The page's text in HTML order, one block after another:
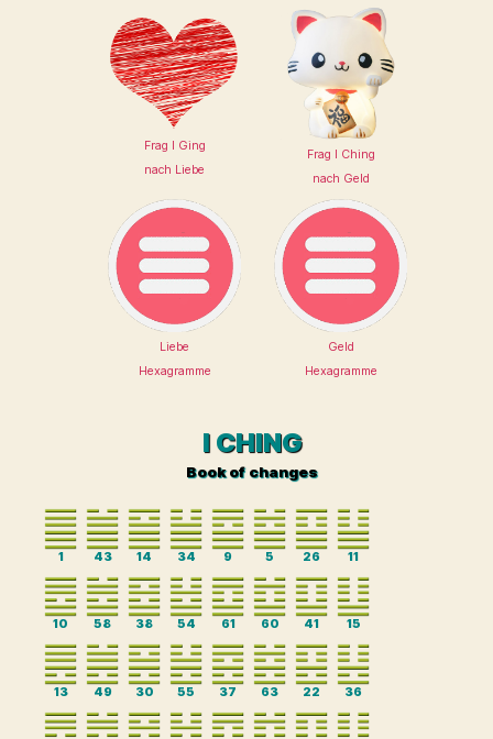
Frag I Ging
nach Liebe
Frag I Ching
nach Geld
Liebe
Hexagramme
Geld
Hexagramme
I CHING
Book of changes
1 43 14 34 9 5 26 11
10 58 38 54 61 60 41 15
13 49 30 55 37 63 22 36